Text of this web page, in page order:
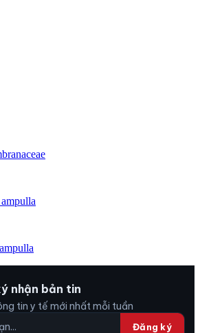
nhận bản tin
tin y tế mới nhất mỗi tuần
Đăng ký